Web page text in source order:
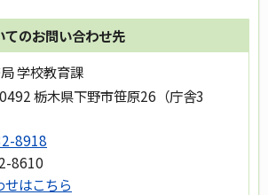
てのお問い合わせ先
学校教育課
栃木県下野市笹原26（庁舎3
8918
8610
せはこちら